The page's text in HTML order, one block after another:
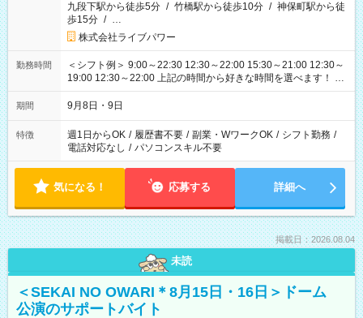
九段下駅から徒歩5分 / 竹橋駅から徒歩10分 / 神保町駅から徒
歩15分 / …
株式会社ライブパワー
勤務時間
＜シフト例＞ 9:00～22:30 12:30～22:00 15:30～21:00 12:30～
19:00 12:30～22:00 上記の時間から好きな時間を選べます！ ※
時間は変更となる可能性があります
期間 9月8日・9日
特徴 週1日からOK / 履歴書不要 / 副業・WワークOK / シフト勤務 /
電話対応なし / パソコンスキル不要
気になる！ 応募する 詳細へ
掲載日：2026.08.04
未読
＜SEKAI NO OWARI＊8月15日・16日＞ドーム
公演のサポートバイト